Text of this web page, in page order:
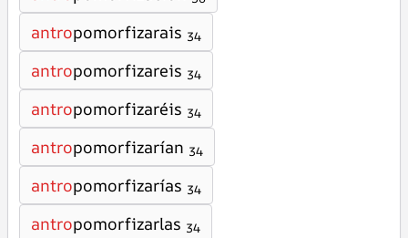
antropomorfizarais 34
antropomorfizareis 34
antropomorfizaréis 34
antropomorfizarían 34
antropomorfizarías 34
antropomorfizarlas 34